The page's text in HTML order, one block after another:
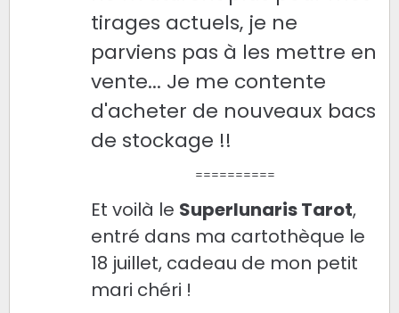
tirages actuels, je ne
parviens pas à les mettre en
vente... Je me contente
d'acheter de nouveaux bacs
de stockage !!
==========
Et voilà le Superlunaris Tarot,
entré dans ma cartothèque le
18 juillet, cadeau de mon petit
mari chéri !